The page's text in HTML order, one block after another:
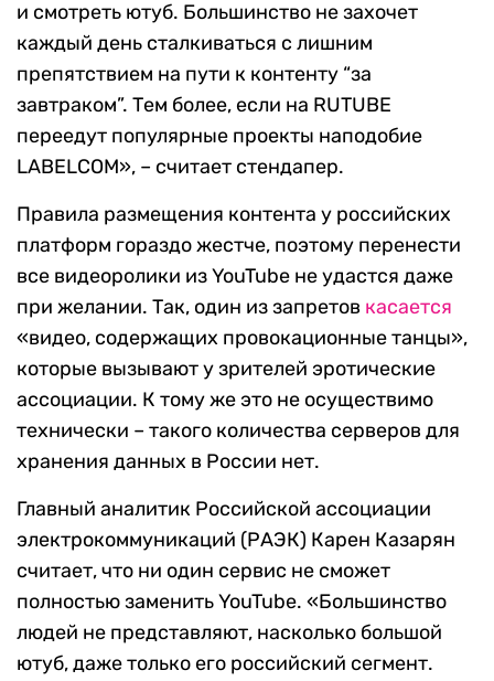
и смотреть ютуб. Большинство не захочет
каждый день сталкиваться с лишним
препятствием на пути к контенту “за
завтраком”. Тем более, если на RUTUBE
переедут популярные проекты наподобие
LABELCOM», – считает стендапер.
Правила размещения контента у российских
платформ гораздо жестче, поэтому перенести
все видеоролики из YouTube не удастся даже
при желании. Так, один из запретов касается
«видео, содержащих провокационные танцы»,
которые вызывают у зрителей эротические
ассоциации. К тому же это не осуществимо
технически – такого количества серверов для
хранения данных в России нет.
Главный аналитик Российской ассоциации
электрокоммуникаций (РАЭК) Карен Казарян
считает, что ни один сервис не сможет
полностью заменить YouTube. «Большинство
людей не представляют, насколько большой
ютуб, даже только его российский сегмент.